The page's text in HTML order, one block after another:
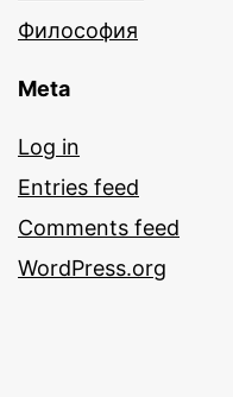
Философия
Meta
Log in
Entries feed
Comments feed
WordPress.org